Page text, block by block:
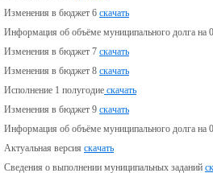
Изменения в бюджет 6 скачать
Информация об объёме муниципального долга на
Изменения в бюджет 7 скачать
Изменения в бюджет 8 скачать
Исполнение 1 полугодие скачать
Изменения в бюджет 9 скачать
Информация об объёме муниципального долга на
Актуальная версия скачать
Сведения о выполнении муниципальных заданий